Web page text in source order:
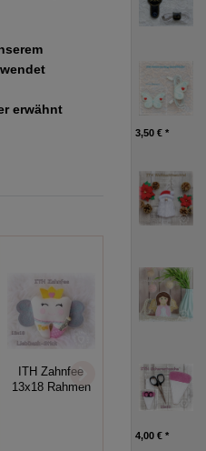
erwähnt
ITH Zahnfee
13x18 Rahmen
Stickdatei Eulen
Applikation
13x18 (2
3,50 € *
4,00 € *